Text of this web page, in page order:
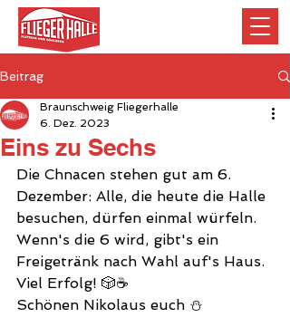
Beitrag
Eins zu Sechs
Braunschweig Fliegerhalle
6. Dez. 2023
Die Chnacen stehen gut am 6.
Dezember: Alle, die heute die Halle
besuchen, dürfen einmal würfeln.
Wenn's die 6 wird, gibt's ein
Freigetränk nach Wahl auf's Haus.
Viel Erfolg! 🎲☕️
Schönen Nikolaus euch ⛄️